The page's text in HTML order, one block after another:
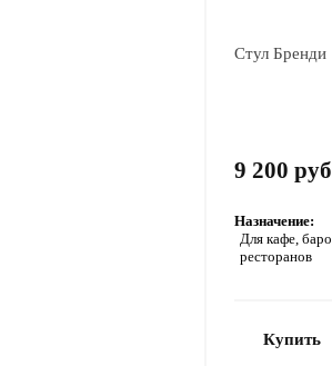
Стул Бренди
9 200
Назначение:
Для кафе,
ресторанов
Купить